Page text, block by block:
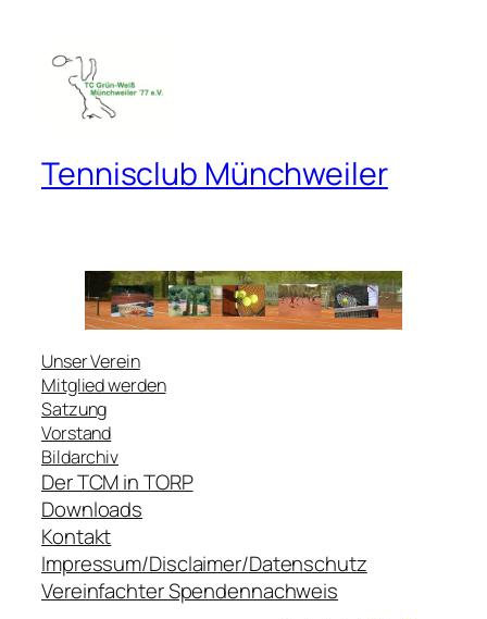
springen
Tennisclub Münchweiler
Unser Verein
Mitglied werden
Satzung
Vorstand
Bildarchiv
Der TCM in TORP
Downloads
Kontakt
Impressum/Disclaimer/Datenschutz
Vereinfachter Spendennachweis